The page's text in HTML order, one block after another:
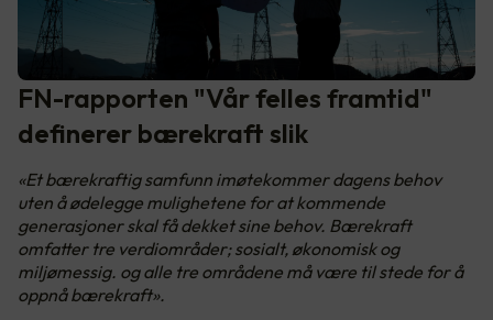
FN-rapporten "Vår felles framtid"
definerer bærekraft slik
«Et bærekraftig samfunn imøtekommer dagens behov
uten å ødelegge mulighetene for at kommende
generasjoner skal få dekket sine behov. Bærekraft
omfatter tre verdiområder; sosialt, økonomisk og
miljømessig. og alle tre områdene må være til stede for å
oppnå bærekraft».